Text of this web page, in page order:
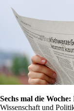
Sechs mal die Woche:
Wissenschaft und